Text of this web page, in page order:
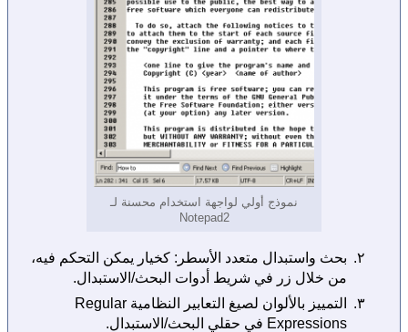
نموذج أولي لواجهة استخدام محسنة لـ
Notepad2
بحث واستبدال متعدد الأسطر: كخيار يمكن التحكم فيه،
من خلال زر في شريط أدوات البحث/الاستبدال.
التمييز بالألوان لصيغ التعابير النظامية Regular
Expressions في حقلي البحث/الاستبدال.